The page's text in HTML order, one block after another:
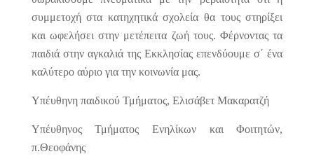
συμμετοχή στα κατηχητικά σχολεία θα τους στηρίξει
και ωφελήσει στην μετέπειτα ζωή τους. Φέρνοντας τα
παιδιά στην αγκαλιά της Εκκλησίας επενδύουμε σ΄ ένα
καλύτερο αύριο για την κοινωνία μας.
Υπέυθηνη παιδικού Τμήματος, Ελισάβετ Μακαρατζή
Υπέυθηνος Τμήματος Ενηλίκων και Φοιτητών,
π.Θεοφάνης